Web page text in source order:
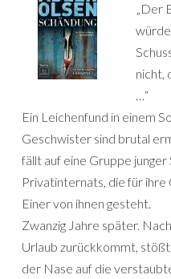
„Der
nicht,
…“
Ein Leichenfund in einem
Geschwister sind brutal
fällt auf eine Gruppe junger
Privatinternats, die für ihre
Einer von ihnen gesteht.
Zwanzig Jahre später.
Urlaub zurückkommt,
der Nase auf die